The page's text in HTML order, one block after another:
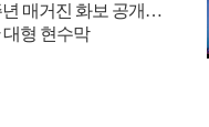
년 매거진 화보 공개…
형 현수막